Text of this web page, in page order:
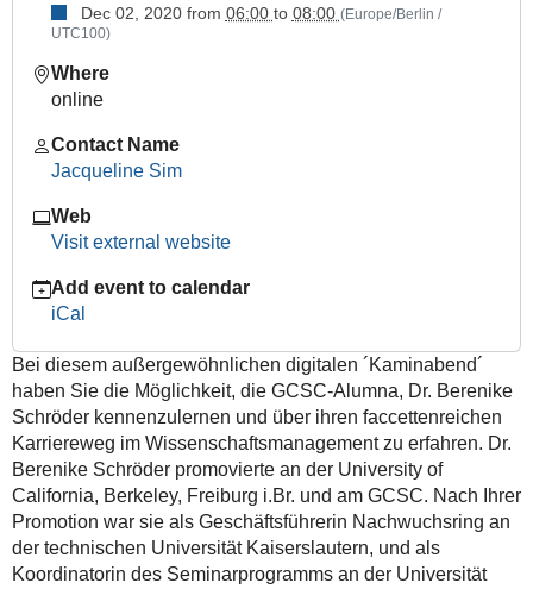
overview/previous/archive/winter-
term-
2020-
21/career-
alumni_berichten
berichten:
"Karriere
Wissenschaftsmanagement:
2020-
12-
02T18:00:00+01:00
2020-
12-
02T20:00:00+01:00
Dec 02, 2020from 06:00 to 08:00 (Europe/Berlin /
UTC100)
Where
online
Contact Name
Jacqueline Sim
Web
Visit external website
Add event to calendar
iCal
Bei diesem außergewöhnlichen digitalen ´Kaminabend´
haben Sie die Möglichkeit, die GCSC-Alumna, Dr. Berenike
Schröder kennenzulernen und über ihren faccettenreichen
Karriereweg im Wissenschaftsmanagement zu erfahren. Dr.
Berenike Schröder promovierte an der University of
California, Berkeley, Freiburg i.Br. und am GCSC. Nach Ihrer
Promotion war sie als Geschäftsführerin Nachwuchsring an
der technischen Universität Kaiserslautern, und als
Koordinatorin des Seminarprogramms an der Universität